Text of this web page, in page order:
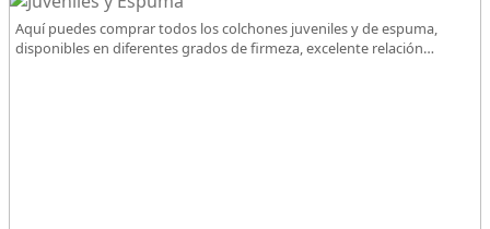
Aquí puedes comprar todos los colchones juveniles y de espuma,
disponibles en diferentes grados de firmeza, excelente relación